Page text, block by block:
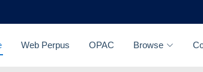
Web Perpus OPAC Browse